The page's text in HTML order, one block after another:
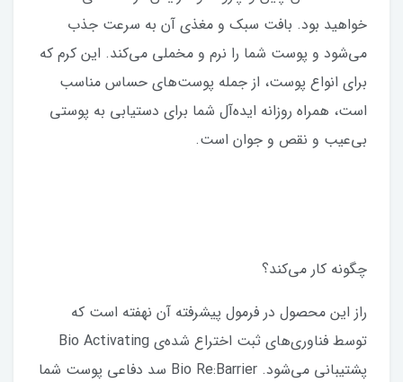
خواهید بود. بافت سبک و مغذی آن به سرعت جذب
می‌شود و پوست شما را نرم و مخملی می‌کند. این کرم که
برای انواع پوست، از جمله پوست‌های حساس مناسب
است، همراه روزانه ایده‌آل شما برای دستیابی به پوستی
بی‌عیب و نقص و جوان است.
چگونه کار می‌کند؟
راز این محصول در فرمول پیشرفته آن نهفته است که
توسط فناوری‌های ثبت اختراع شده‌ی Bio Activating
پشتیبانی می‌شود. Bio Re:Barrier سد دفاعی پوست شما